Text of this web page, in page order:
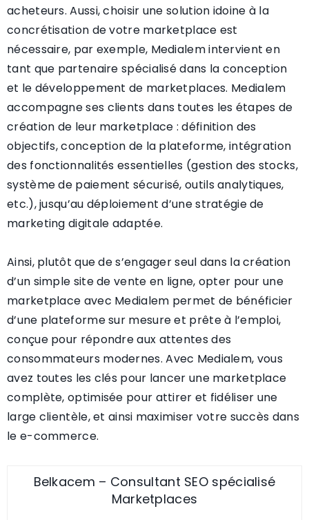
acheteurs. Aussi, choisir une solution idoine à la
concrétisation de votre marketplace est
nécessaire, par exemple, Medialem intervient en
tant que partenaire spécialisé dans la conception
et le développement de marketplaces. Medialem
accompagne ses clients dans toutes les étapes de
création de leur marketplace : définition des
objectifs, conception de la plateforme, intégration
des fonctionnalités essentielles (gestion des stocks,
système de paiement sécurisé, outils analytiques,
etc.), jusqu’au déploiement d’une stratégie de
marketing digitale adaptée.
Ainsi, plutôt que de s’engager seul dans la création
d’un simple site de vente en ligne, opter pour une
marketplace avec Medialem permet de bénéficier
d’une plateforme sur mesure et prête à l’emploi,
conçue pour répondre aux attentes des
consommateurs modernes. Avec Medialem, vous
avez toutes les clés pour lancer une marketplace
complète, optimisée pour attirer et fidéliser une
large clientèle, et ainsi maximiser votre succès dans
le e-commerce.
Belkacem – Consultant SEO spécialisé
Marketplaces